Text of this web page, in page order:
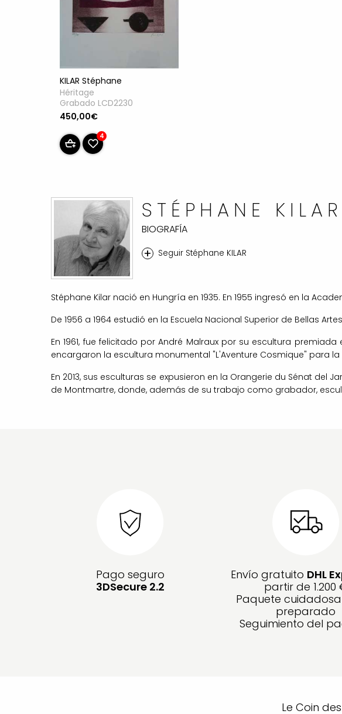
KILAR Stéphane
Héritage
Grabado LCD2230
450,00€
4
STÉPHANE KILAR
BIOGRAFÍA
+ Seguir Stéphane KILAR
Stéphane Kilar nació en Hungría en 1935. En 1955 ingresó en la
De 1956 a 1964 estudió en la Escuela Nacional Superior de Bellas
En 1961, fue felicitado por André Malraux por su escultura
encargaron la escultura monumental "L'Aventure Cosmique" para la
En 2013, sus esculturas se expusieron en la Orangerie du Sénat
de Montmartre, donde, además de su trabajo como grabador,
Pago seguro
3DSecure 2.2
Envío gratuito DHL
partir de 1.200
Paquete
preparado
Seguimiento del
Le Coin